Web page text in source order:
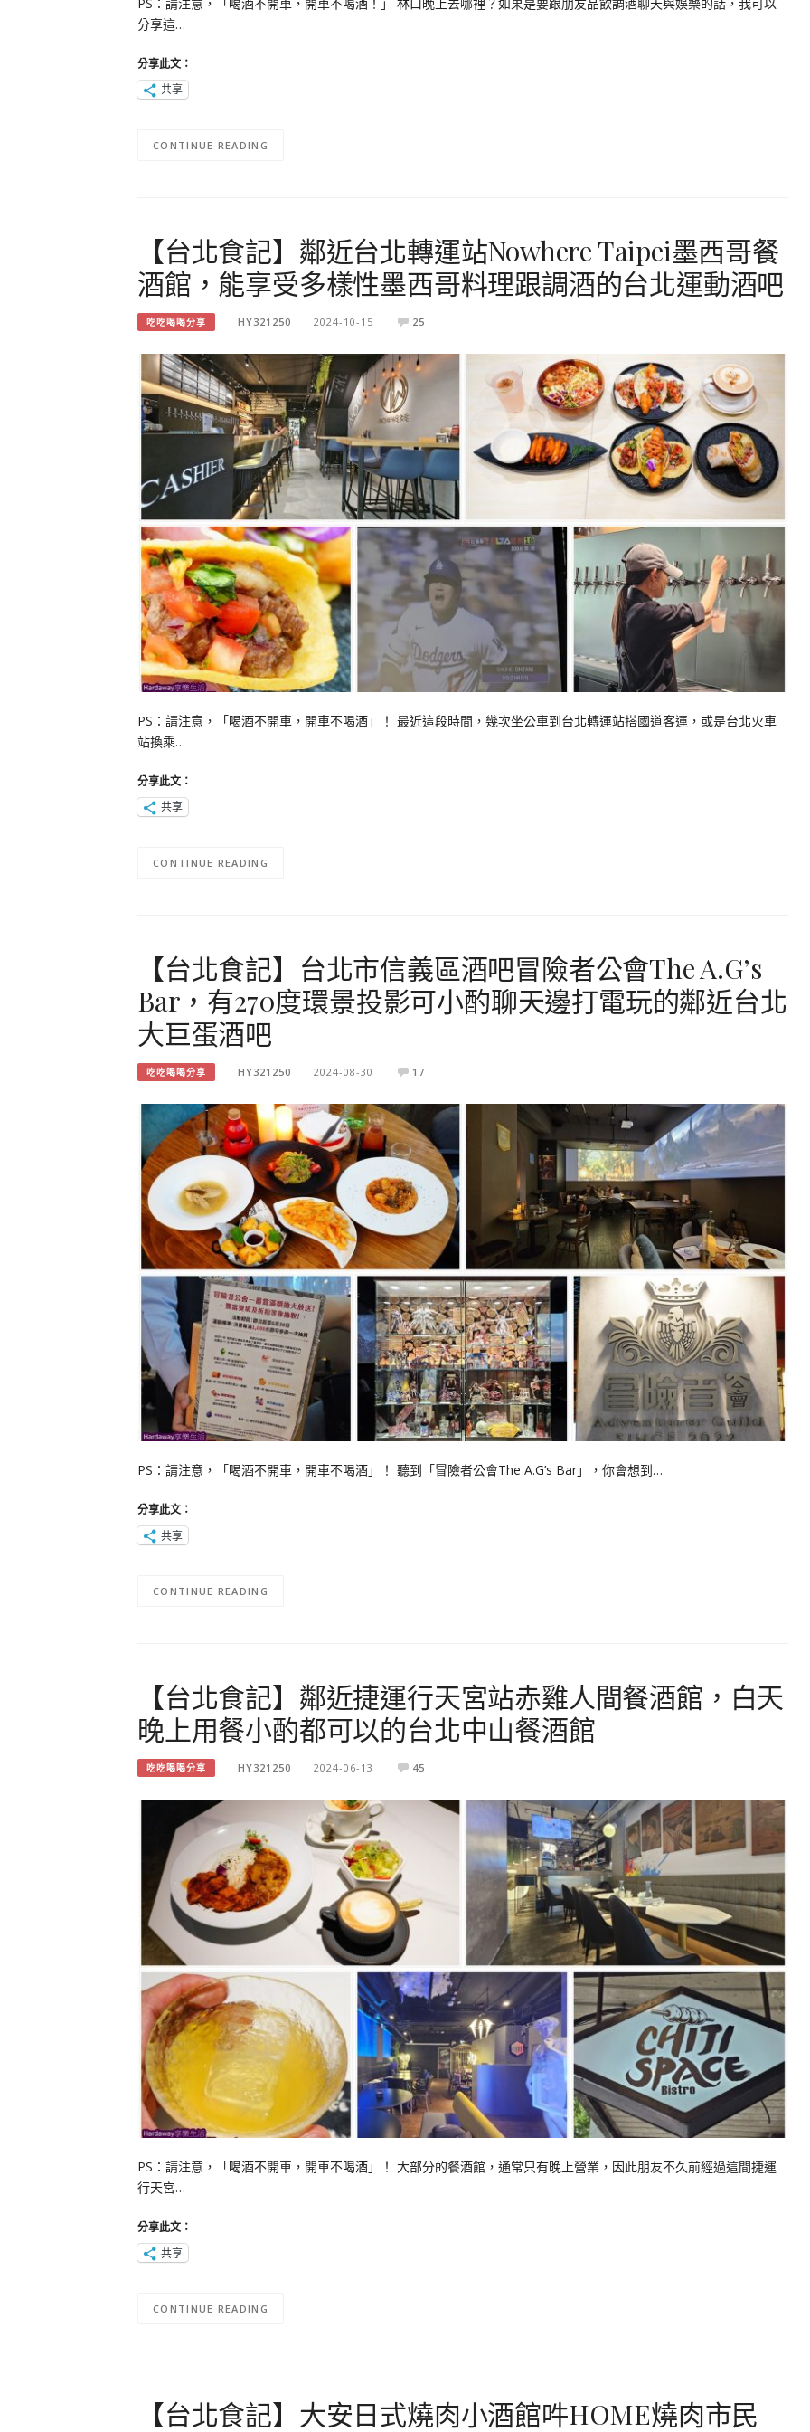
分享這…
分享此文：
共享
CONTINUE READING
【台北食記】鄰近台北轉運站Nowhere Taipei墨西哥餐
酒館，能享受多樣性墨西哥料理跟調酒的台北運動酒吧
吃吃喝喝分享 HY321250 2024-10-15 25
PS：請注意，「喝酒不開車，開車不喝酒」！ 最近這段時間，幾次坐公車到台北轉運站搭國道客運，或是台北火車
站換乘…
分享此文：
共享
CONTINUE READING
【台北食記】台北市信義區酒吧冒險者公會The A.G’s
Bar，有270度環景投影可小酌聊天邊打電玩的鄰近台北
大巨蛋酒吧
吃吃喝喝分享 HY321250 2024-08-30 17
PS：請注意，「喝酒不開車，開車不喝酒」！ 聽到「冒險者公會The A.G’s Bar」，你會想到…
分享此文：
共享
CONTINUE READING
【台北食記】鄰近捷運行天宮站赤雞人間餐酒館，白天
晚上用餐小酌都可以的台北中山餐酒館
吃吃喝喝分享 HY321250 2024-06-13 45
PS：請注意，「喝酒不開車，開車不喝酒」！ 大部分的餐酒館，通常只有晚上營業，因此朋友不久前經過這間捷運
行天宮…
分享此文：
共享
CONTINUE READING
【台北食記】大安日式燒肉小酒館吽HOME燒肉市民